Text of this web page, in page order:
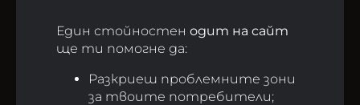
Един стойностен одит на сайт
ще ти помогне да:
Разкриеш проблемните зони
за твоите потребители;